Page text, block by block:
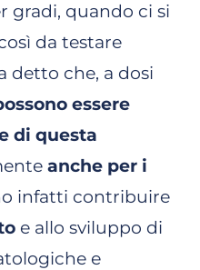
gradi, quando ci si
da testare
detto che, a dosi
essere
di questa
anche per i
infatti contribuire
e allo sviluppo di
e